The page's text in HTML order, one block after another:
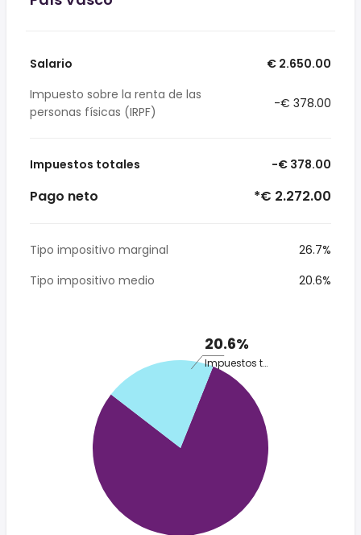
Salario
€ 2.650.00
Impuesto sobre la renta de las
personas físicas (IRPF)
-€ 378.00
Impuestos totales -€ 378.00
Pago neto *€ 2.272.00
Tipo impositivo marginal
26.7%
Tipo impositivo medio
20.6%
20.6%
Impuestos totales